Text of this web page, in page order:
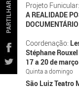
PARTILHAR
Projeto
A REALIDADE
Coordenação:
Stéphane Rouxel
17 a 20 de
Quinta a domingo
São Luiz Teatro